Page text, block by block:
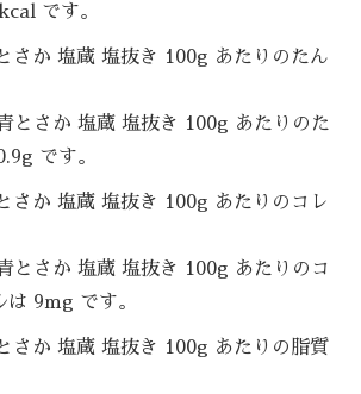
です。
さか 塩蔵 塩抜き 100g あたりのたん
とさか 塩蔵 塩抜き 100g あたりのた
です。
さか 塩蔵 塩抜き 100g あたりのコレ
とさか 塩蔵 塩抜き 100g あたりのコ
は 9mg です。
さか 塩蔵 塩抜き 100g あたりの脂質